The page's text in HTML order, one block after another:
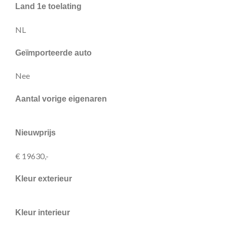
Land 1e toelating
NL
Geïmporteerde auto
Nee
Aantal vorige eigenaren
Nieuwprijs
€ 19630,-
Kleur exterieur
Kleur interieur